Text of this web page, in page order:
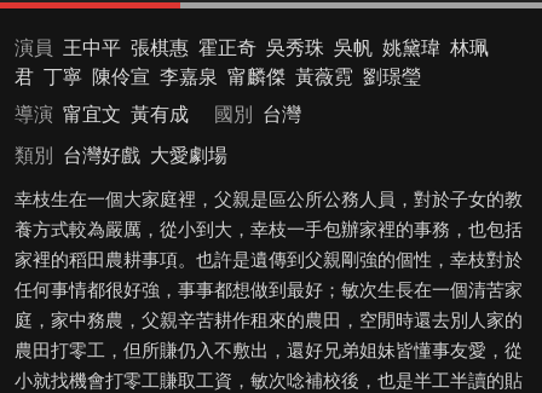
演員 王中平 張棋惠 霍正奇 吳秀珠 吳帆 姚黛瑋 林珮
君 丁寧 陳伶宣 李嘉泉 甯麟傑 黃薇霓 劉璟瑩
導演 甯宜文 黃有成 國別
台灣
類別
台灣好戲 大愛劇場
幸枝生在一個大家庭裡，父親是區公所公務人員，對於子女的教
養方式較為嚴厲，從小到大，幸枝一手包辦家裡的事務，也包括
家裡的稻田農耕事項。也許是遺傳到父親剛強的個性，幸枝對於
任何事情都很好強，事事都想做到最好；敏次生長在一個清苦家
庭，家中務農，父親辛苦耕作租來的農田，空閒時還去別人家的
農田打零工，但所賺仍入不敷出，還好兄弟姐妹皆懂事友愛，從
小就找機會打零工賺取工資，敏次唸補校後，也是半工半讀的貼